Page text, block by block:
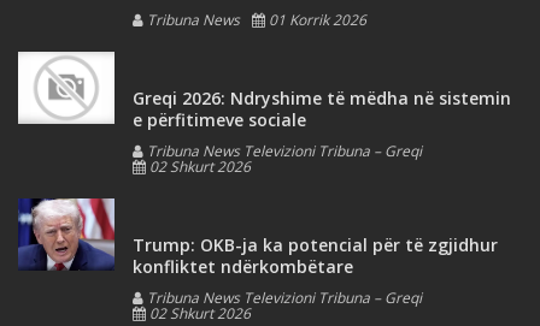
Tribuna News 01 Korrik 2026
Greqi 2026: Ndryshime të mëdha në sistemin
e përfitimeve sociale
Tribuna News Televizioni Tribuna – Greqi
02 Shkurt 2026
Trump: OKB-ja ka potencial për të zgjidhur
konfliktet ndërkombëtare
Tribuna News Televizioni Tribuna – Greqi
02 Shkurt 2026